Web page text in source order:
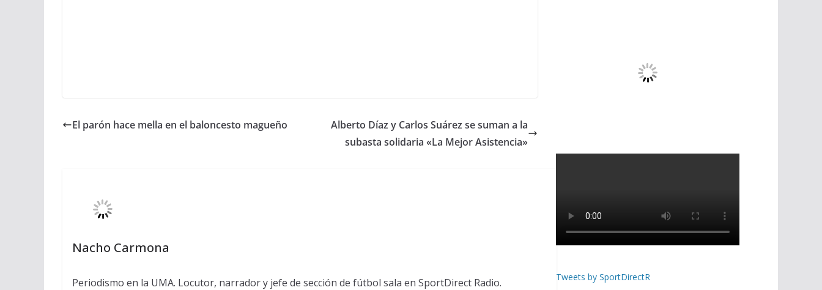
El parón hace mella en el baloncesto magueño
Alberto Díaz y Carlos Suárez se suman a la
subasta solidaria «La Mejor Asistencia»
Nacho Carmona
Periodismo en la UMA. Locutor, narrador y jefe de sección de fútbol sala en SportDirect Radio. Tweets by SportDirectR